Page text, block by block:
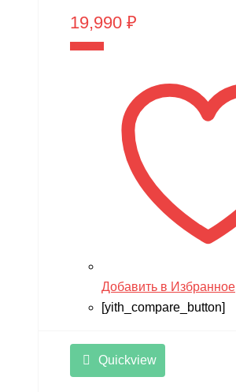
19,990 ₽
Добавить в Избранное
[yith_compare_button]
Quickview